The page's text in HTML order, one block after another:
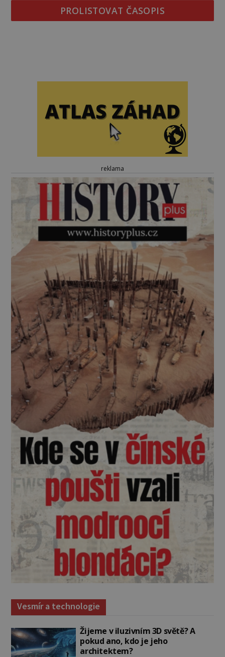
PROLISTOVAT ČASOPIS
reklama
Vesmír a technologie
Žijeme v iluzivním 3D světě? A
pokud ano, kdo je jeho
architektem?